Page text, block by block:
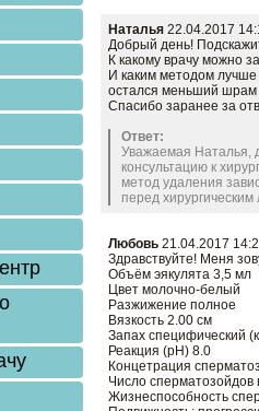
Наталья 22.04.2017
Добрый день!
К какому врачу можно
И каким методом
остался меньший шрам
Спасибо заранее за
Ответ:
Уважаемая Наталья,
консультацию к
метод удаления
перед
Любовь 21.04.2017
Здравствуйте! Меня
Объём эякулята 3,5 мл
Цвет молочно-белый
Разжижение полное
Вязкость 2.00 см
Запах специфический
Реакция (рН) 8.0
Концетрация
Число сперматозойдов
Жизнеспособность